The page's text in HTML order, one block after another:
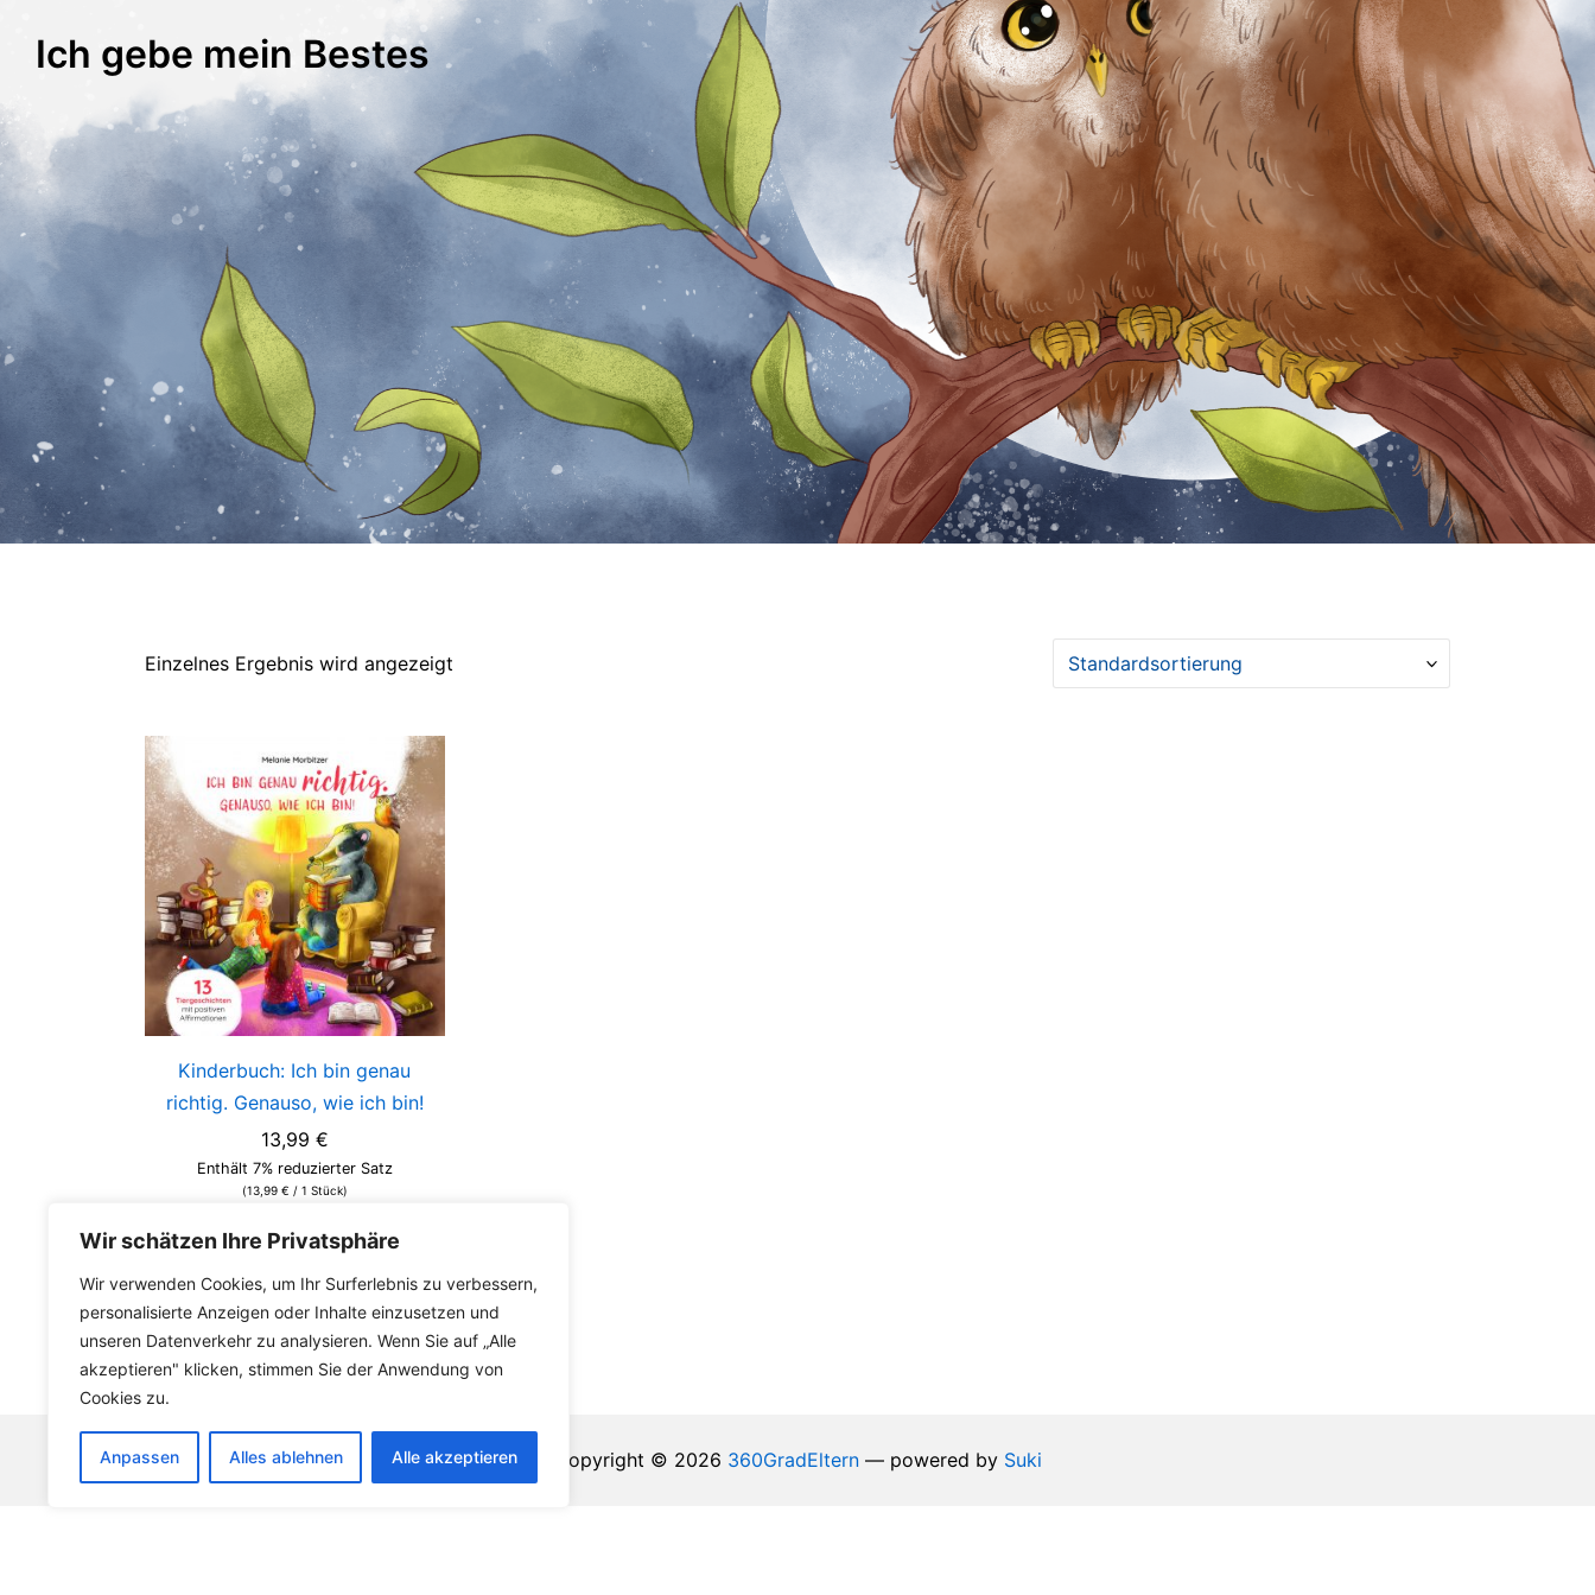
Wir schätzen Ihre Privatsphäre
Wir verwenden Cookies, um Ihr Surferlebnis zu verbessern,
personalisierte Anzeigen oder Inhalte einzusetzen und
unseren Datenverkehr zu analysieren. Wenn Sie auf „Alle
akzeptieren" klicken, stimmen Sie der Anwendung von
Cookies zu.
Anpassen Alles ablehnen Alle akzeptieren
Ich gebe mein Bestes
Einzelnes Ergebnis wird angezeigt
Kinderbuch: Ich bin genau
richtig. Genauso, wie ich bin!
13,99 €
Enthält 7% reduzierter Satz
(13,99 € / 1 Stück)
Deutschland
In den Warenkorb
Copyright © 2026 360GradEltern— powered by Suki